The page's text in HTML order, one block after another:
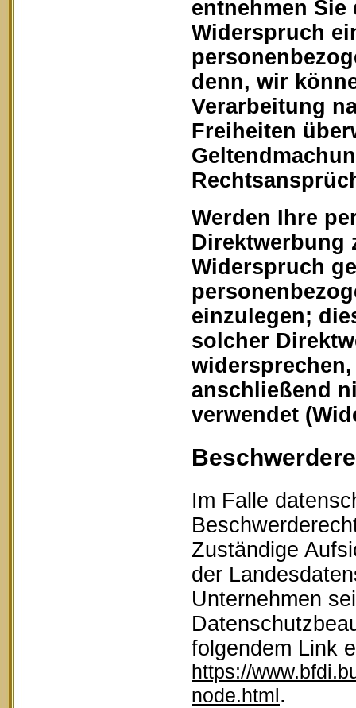
entnehmen
Widerspruch
denn, wir
Verarbeitung
Freiheiten
Werden Ihre
Direktwerbung
Widerspruch
einzulegen;
solcher
anschließend
verwendet
Im Falle
Zuständige
der
Unternehmen
folgendem Link
https://
node.html.